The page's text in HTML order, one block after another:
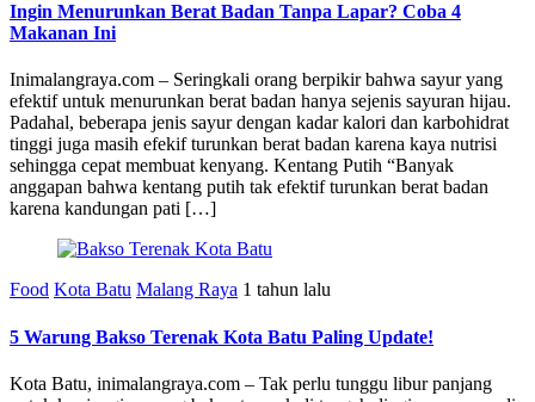
Ingin Menurunkan Berat Badan Tanpa Lapar? Coba 4
Makanan Ini
Inimalangraya.com – Seringkali orang berpikir bahwa sayur yang
efektif untuk menurunkan berat badan hanya sejenis sayuran hijau.
Padahal, beberapa jenis sayur dengan kadar kalori dan karbohidrat
tinggi juga masih efekif turunkan berat badan karena kaya nutrisi
sehingga cepat membuat kenyang. Kentang Putih “Banyak
anggapan bahwa kentang putih tak efektif turunkan berat badan
karena kandungan pati […]
Food Kota Batu Malang Raya 1 tahun lalu
5 Warung Bakso Terenak Kota Batu Paling Update!
Kota Batu, inimalangraya.com – Tak perlu tunggu libur panjang